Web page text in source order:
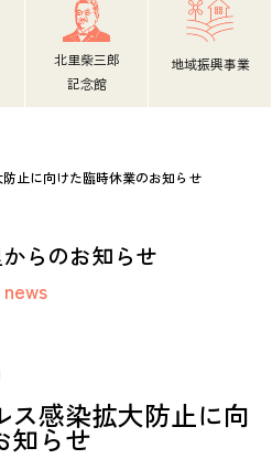
北里柴三郎
記念館
地域振興事業
止に向けた臨時休業のお知らせ
らのお知らせ
news
感染拡大防止に向
知らせ